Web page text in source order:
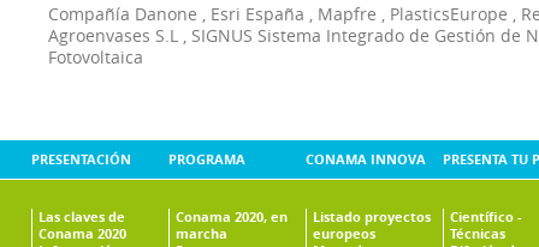
Compañía Danone Esri España Mapfre PlasticsEurope
Agroenvases S.L
SIGNUS Sistema Integrado de Gestión de
Fotovoltaica
PRESENTACIÓN
Las claves de
Conama 2020
PROGRAMA
Conama 2020, en
marcha
CONAMA INNOVA
Listado proyectos
europeos
PRESENTA TU
Científico -
Técnicas